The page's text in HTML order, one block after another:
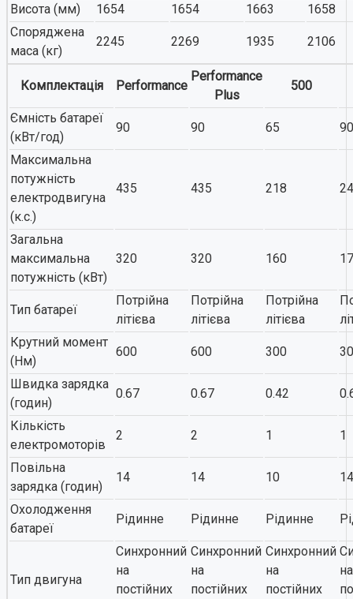
Висота (мм)
1654 1654 1663
1658
Споряджена
маса (кг)
2245 2269 1935 2106
Комплектація Performance
Performance
Plus
500
Ємність батареї
(кВт/год)
90 90 65 90
Максимальна
потужність
електродвигуна
(к.с.)
435 435 218
Загальна
максимальна
потужність (кВт)
320 320 160
Тип батареї
Потрійна
літієва
Потрійна
літієва
Потрійна
літієва
Крутний момент
(Нм)
600 600 300
Швидка зарядка
(годин)
0.67 0.67 0.42
Кількість
електромоторів
2 2 1 1
Повільна
зарядка (годин)
14 14 10 14
Охолодження
батареї
Рідинне Рідинне Рідинне
Тип двигуна
Синхронний
на
постійних
Синхронний
на
постійних
Синхронний
на
постійних
на